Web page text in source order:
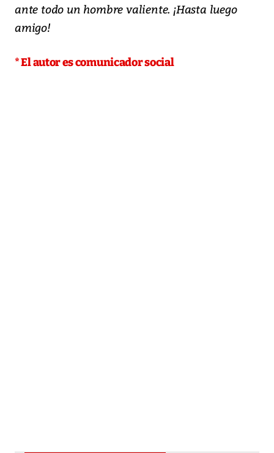
ante todo un hombre valiente. ¡Hasta luego
amigo!
* El autor es comunicador social